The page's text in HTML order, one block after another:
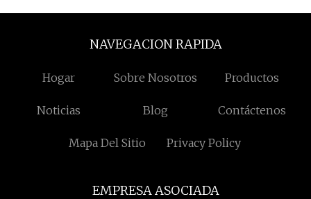
NAVEGACION RAPIDA
Hogar Sobre Nosotros Productos
Noticias Blog Contáctenos
Mapa Del Sitio Privacy Policy
EMPRESA ASOCIADA